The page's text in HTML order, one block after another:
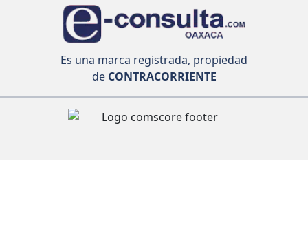
Es una marca registrada, propiedad
deCONTRACORRIENTE